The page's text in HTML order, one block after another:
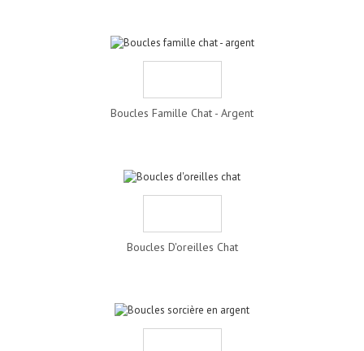
Boucles Famille Chat - Argent
Boucles D'oreilles Chat